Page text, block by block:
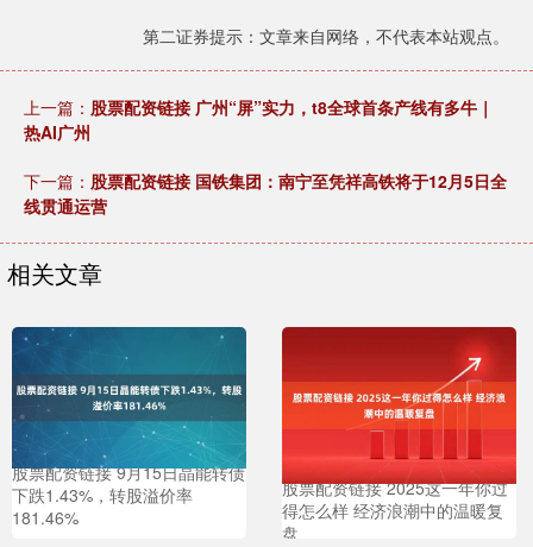
第二证券提示：文章来自网络，不代表本站观点。
上一篇： 股票配资链接 广州“屏”实力，t8全球首条产线有多牛｜
热AI广州
下一篇： 股票配资链接 国铁集团：南宁至凭祥高铁将于12月5日全
线贯通运营
相关文章
股票配资链接 9月15日晶能转债
下跌1.43%，转股溢价率
181.46%
股票配资链接 2025这一年你过
得怎么样 经济浪潮中的温暖复
盘